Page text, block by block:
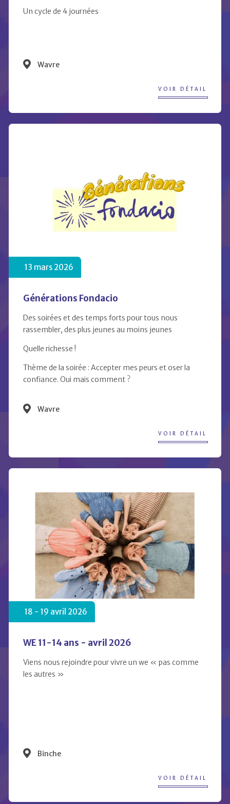
Un cycle de 4 journées
Wavre
VOIR DÉTAIL
13 mars 2026
Générations Fondacio
Des soirées et des temps forts pour tous nous
rassembler, des plus jeunes au moins jeunes
Quelle richesse !
Thème de la soirée : Accepter mes peurs et oser la
confiance. Oui mais comment ?
Wavre
VOIR DÉTAIL
18 - 19 avril 2026
WE 11-14 ans - avril 2026
Viens nous rejoindre pour vivre un we « pas comme
les autres »
Binche
VOIR DÉTAIL